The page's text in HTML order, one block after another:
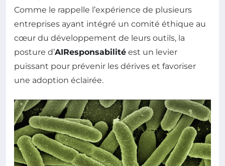
Comme le rappelle l’expérience de plusieurs
entreprises ayant intégré un comité éthique au
cœur du développement de leurs outils, la
posture d’AIResponsabilité est un levier
puissant pour prévenir les dérives et favoriser
une adoption éclairée.